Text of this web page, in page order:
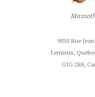
9030 Rue
Lemieux,
G1G 2R6,